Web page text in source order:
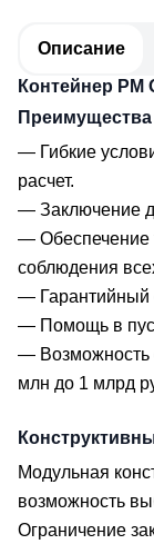
Описание
Контейнер PM
Преимущества
— Гибкие
расчет.
— Заключение
— Обеспечение
соблюдения
— Гарантийный
— Помощь в
— Возможность
млн до 1 млрд
Модульная
возможность
Ограничение